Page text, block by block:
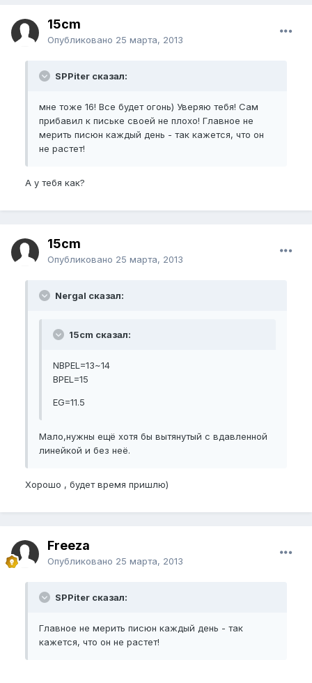
15cm
Опубликовано 25 марта, 2013
SPPiter сказал:
мне тоже 16! Все будет огонь) Уверяю тебя! Сам
прибавил к письке своей не плохо! Главное не
мерить писюн каждый день - так кажется, что он
не растет!
А у тебя как?
15cm
Опубликовано 25 марта, 2013
Nergal сказал:
15cm сказал:
NBPEL=13~14
BPEL=15
EG=11.5
Мало,нужны ещё хотя бы вытянутый с вдавленной
линейкой и без неё.
Хорошо , будет время пришлю)
Freeza
Опубликовано 25 марта, 2013
SPPiter сказал:
Главное не мерить писюн каждый день - так
кажется, что он не растет!